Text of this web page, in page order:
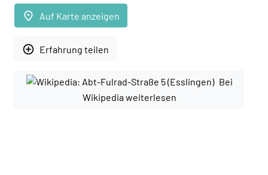
place Auf Karte anzeigen
add_circle_outline Erfahrung teilen
Bei
Wikipedia weiterlesen